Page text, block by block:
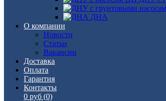
ДНА
О компании
Новости
Статьи
Вакансии
Доставка
Оплата
Гарантия
Контакты
0 руб (0)